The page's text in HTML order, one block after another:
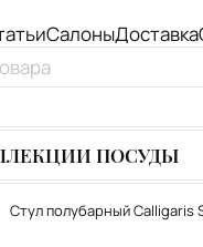
СалоныДоставка
ПОСУДЫ
Стул полубарный Calligaris